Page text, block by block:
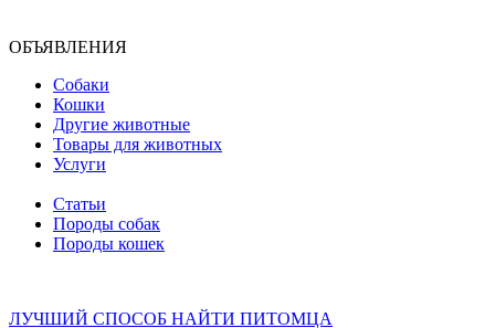
ОБЪЯВЛЕНИЯ
Собаки
Кошки
Другие животные
Товары для животных
Услуги
Статьи
Породы собак
Породы кошек
ЛУЧШИЙ СПОСОБ НАЙТИ ПИТОМЦА